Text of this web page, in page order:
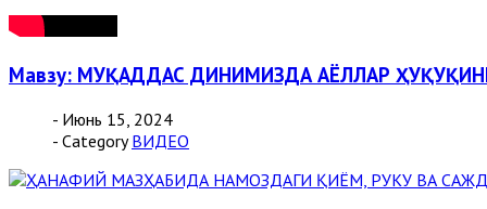
Мавзу: МУҚАДДАС ДИНИМИЗДА АЁЛЛАР
- Июнь 15, 2024
- Category ВИДЕО